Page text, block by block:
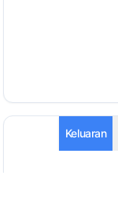
Keluaran